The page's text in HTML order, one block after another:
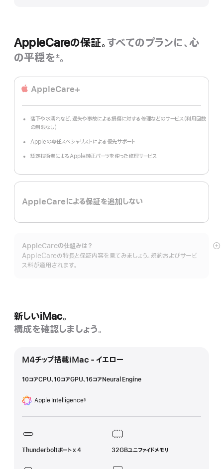
AppleCareの保証。 すべてのプランに、心
の平穏を
注
±。
AppleCare+
落下や水濡れなど、過失や事故による損傷に対する修理などのサービス（利用回数
の制限なし）
Appleの専任スペシャリストによる優先サポート
認定技術者によるApple純正パーツを使った修理サービス
AppleCareによる保証を追加しない
AppleCareの仕組みは？
AppleCareの特長と保証内容を見てみましょう。規約およびサービ
ス料が適用されます。
詳
新しいiMac。
構成を確認しましょう。
M4チップ搭載iMac - イエロー
10コアCPU、10コアGPU、16コアNeural Engine
Apple Intelligence§
Thunderboltポート x 4 32GBユニファイドメモリ